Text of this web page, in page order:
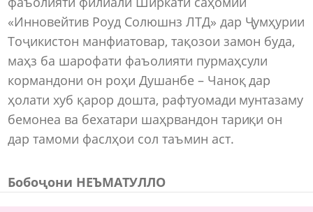
«Инновейтив Роуд Солюшнз ЛТД» дар Ҷумҳурии
Тоҷикистон манфиатовар, тақозои замон буда,
маҳз ба шарофати фаъолияти пурмаҳсули
кормандони он роҳи Душанбе – Чаноқ дар
ҳолати хуб қарор дошта, рафтуомади мунтазаму
бемонеа ва бехатари шаҳрвандон тариқи он
дар тамоми фаслҳои сол таъмин аст.
Бобоҷони НЕЪМАТУЛЛО